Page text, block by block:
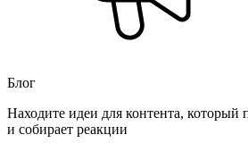
Блог
Находите идеи для контента, который
и собирает реакции